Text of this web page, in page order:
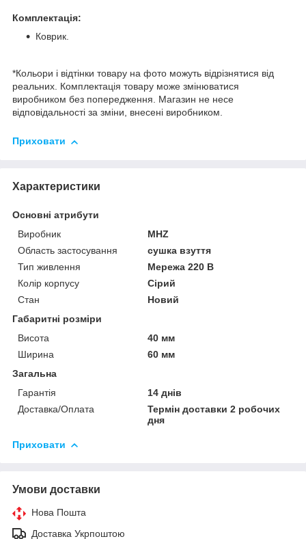
Комплектація:
Коврик.
*Кольори і відтінки товару на фото можуть відрізнятися від
реальних. Комплектація товару може змінюватися
виробником без попередження. Магазин не несе
відповідальності за зміни, внесені виробником.
Приховати
Характеристики
Основні атрибути
Виробник
MHZ
Область застосування
сушка взуття
Тип живлення
Мережа 220 В
Колір корпусу
Сірий
Стан
Новий
Габаритні розміри
Висота
40 мм
Ширина
60 мм
Загальна
Гарантія
14 днів
Доставка/Оплата
Термін доставки 2 робочих
дня
Приховати
Умови доставки
Нова Пошта
Доставка Укрпоштою